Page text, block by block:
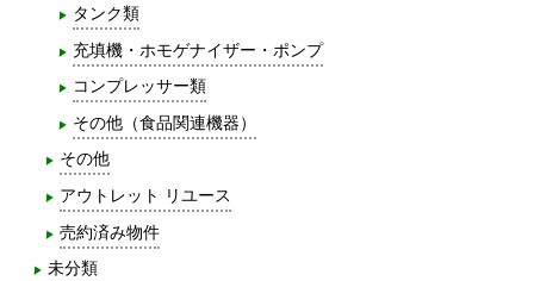
タンク類
充填機・ホモゲナイザー・ポンプ
コンプレッサー類
その他（食品関連機器）
その他
アウトレット リユース
売約済み物件
未分類